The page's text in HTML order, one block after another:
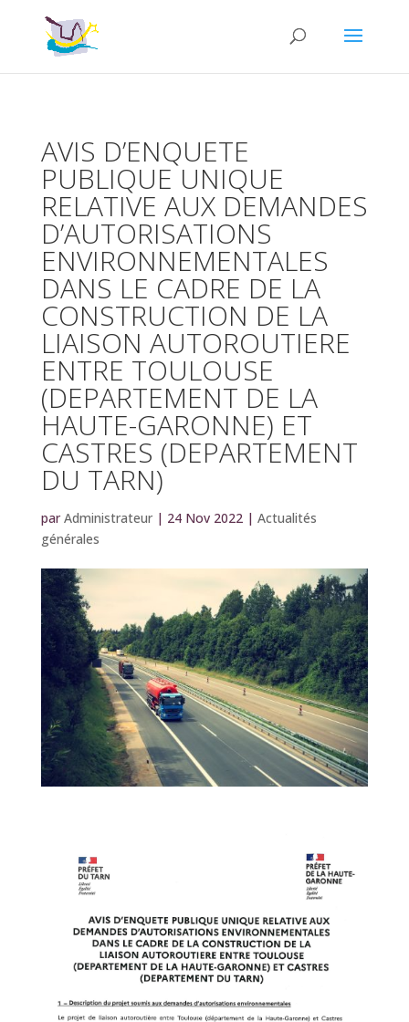
AVIS D’ENQUETE
PUBLIQUE UNIQUE
RELATIVE AUX DEMANDES
D’AUTORISATIONS
ENVIRONNEMENTALES
DANS LE CADRE DE LA
CONSTRUCTION DE LA
LIAISON AUTOROUTIERE
ENTRE TOULOUSE
(DEPARTEMENT DE LA
HAUTE-GARONNE) ET
CASTRES (DEPARTEMENT
DU TARN)
parAdministrateur| 24 Nov 2022| Actualités
générales